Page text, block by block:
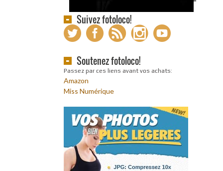
Suivez fotoloco!
Soutenez fotoloco!
Passez par ces liens avant vos achats:
Amazon
Miss Numérique